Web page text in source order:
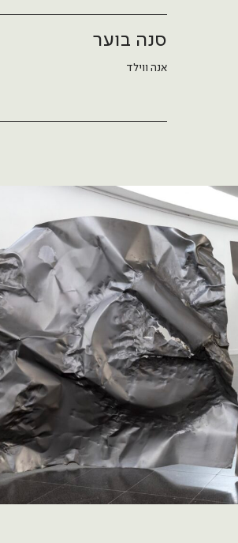
סנה בוער
אנה ווילד